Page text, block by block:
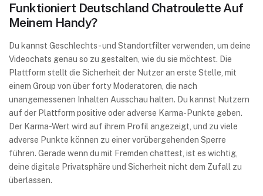
Funktioniert Deutschland Chatroulette Auf
Meinem Handy?
Du kannst Geschlechts- und Standortfilter verwenden, um deine
Videochats genau so zu gestalten, wie du sie möchtest. Die
Plattform stellt die Sicherheit der Nutzer an erste Stelle, mit
einem Group von über forty Moderatoren, die nach
unangemessenen Inhalten Ausschau halten. Du kannst Nutzern
auf der Plattform positive oder adverse Karma-Punkte geben.
Der Karma-Wert wird auf ihrem Profil angezeigt, und zu viele
adverse Punkte können zu einer vorübergehenden Sperre
führen. Gerade wenn du mit Fremden chattest, ist es wichtig,
deine digitale Privatsphäre und Sicherheit nicht dem Zufall zu
überlassen.